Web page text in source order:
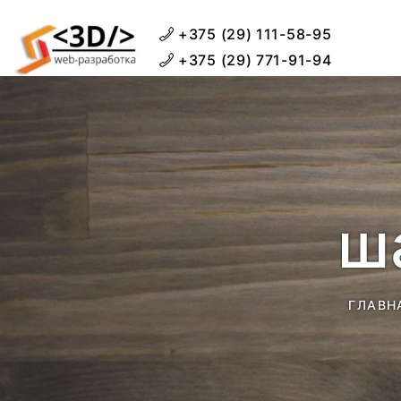
+375 (29) 111-58-95
+375 (29) 771-91-94